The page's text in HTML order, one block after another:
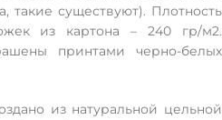
такие существуют). Плотность
из картона – 240 гр/м2.
принтами черно-белых
из натуральной цельной